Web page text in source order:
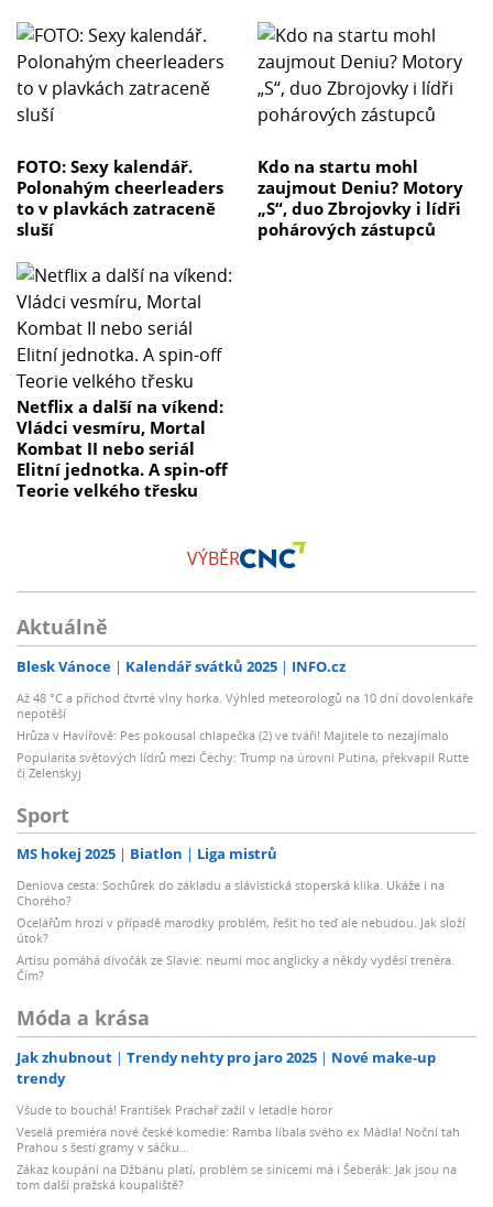
FOTO: Sexy kalendář.
Polonahým cheerleaders
to v plavkách zatraceně
sluší
Kdo na startu mohl
zaujmout Deniu? Motory
„S“, duo Zbrojovky i lídři
pohárových zástupců
Netflix a další na víkend:
Vládci vesmíru, Mortal
Kombat II nebo seriál
Elitní jednotka. A spin-off
Teorie velkého třesku
VÝBĚR
Aktuálně
Blesk Vánoce Kalendář svátků 2025 INFO.cz
Až 48 °C a příchod čtvrté vlny horka. Výhled meteorologů na 10 dní dovolenkáře
nepotěší
Hrůza v Havířově: Pes pokousal chlapečka (2) ve tváři! Majitele to nezajímalo
Popularita světových lídrů mezi Čechy: Trump na úrovni Putina, překvapil Rutte
či Zelenskyj
Sport
MS hokej 2025 Biatlon Liga mistrů
Deniova cesta: Sochůrek do základu a slávistická stoperská klika. Ukáže i na
Chorého?
Ocelářům hrozí v případě marodky problém, řešit ho teď ale nebudou. Jak složí
útok?
Artisu pomáhá divočák ze Slavie: neumí moc anglicky a někdy vyděsí trenéra.
Čím?
Móda a krása
Jak zhubnout Trendy nehty pro jaro 2025
Nové make-up
trendy
Všude to bouchá! František Prachař zažil v letadle horor
Veselá premiéra nové české komedie: Ramba líbala svého ex Mádla! Noční tah
Prahou s šesti gramy v sáčku…
Zákaz koupání na Džbánu platí, problém se sinicemi má i Šeberák: Jak jsou na
tom další pražská koupaliště?